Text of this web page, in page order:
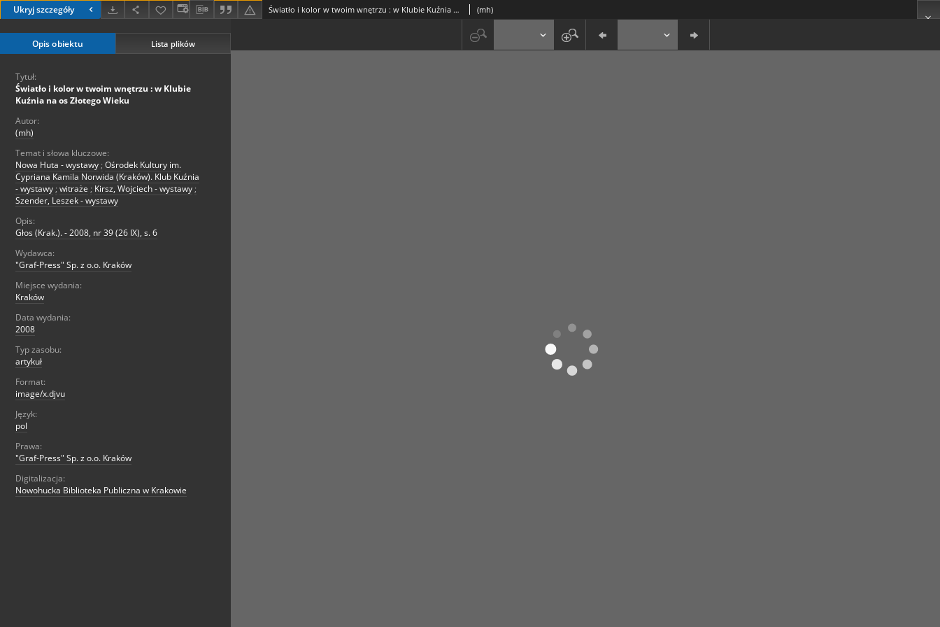
Ukryj szczegóły Światło i kolor w twoim wnętrzu : w Klubie Kuźnia na os Złotego Wieku (mh)
Opis obiektu Lista plików
Tytuł:
Światło i kolor w twoim wnętrzu : w Klubie
Kuźnia na os Złotego Wieku
Autor:
(mh)
Temat i słowa kluczowe:
Nowa Huta - wystawy ; Ośrodek Kultury im.
Cypriana Kamila Norwida (Kraków). Klub Kuźnia
- wystawy ; witraże ; Kirsz, Wojciech - wystawy ;
Szender, Leszek - wystawy
Opis:
Głos (Krak.). - 2008, nr 39 (26 IX), s. 6
Wydawca:
"Graf-Press" Sp. z o.o. Kraków
Miejsce wydania:
Kraków
Data wydania:
2008
Typ zasobu:
artykuł
Format:
image/x.djvu
Język:
pol
Prawa:
"Graf-Press" Sp. z o.o. Kraków
Digitalizacja:
Nowohucka Biblioteka Publiczna w Krakowie